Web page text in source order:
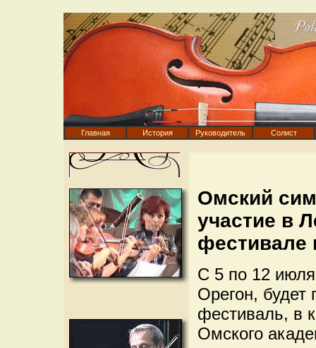
Главная История Руководитель Солист
Омский
участие в
С 5 по 12 июля
Орегон, будет
фестиваль, в
Омского